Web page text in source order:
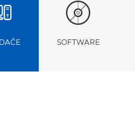
SOFTWARE